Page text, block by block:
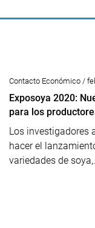
Contacto Económico /
Exposoya 2020:
para los
Los investigadores
hacer el
variedades de